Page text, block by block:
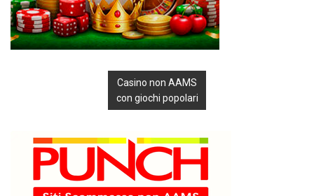
Casino non AAMS
con giochi popolari